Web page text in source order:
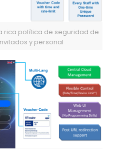
rica política de seguridad de
y personal